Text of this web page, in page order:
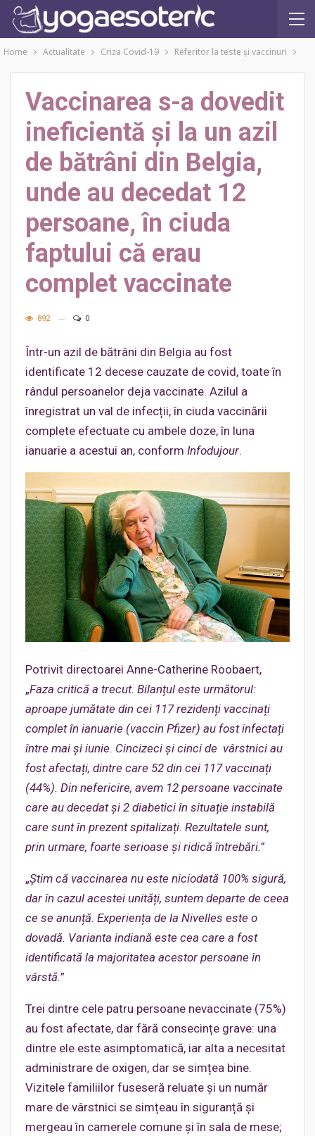
Home Actualitate Criza Covid-19 Referitor la teste şi vaccinuri
Vaccinarea s-a dovedit
ineficientă și la un azil
de bătrâni din Belgia,
unde au decedat 12
persoane, în ciuda
faptului că erau
complet vaccinate
892 0
Într-un azil de bătrâni din Belgia au fost
identificate 12 decese cauzate de covid, toate în
rândul persoanelor deja vaccinate. Azilul a
înregistrat un val de infecții, în ciuda vaccinării
complete efectuate cu ambele doze, în luna
ianuarie a acestui an, conform Infodujour.
Potrivit directoarei Anne-Catherine Roobaert,
„Faza critică a trecut. Bilanțul este următorul:
aproape jumătate din cei 117 rezidenți vaccinați
complet în ianuarie (vaccin Pfizer) au fost infectați
între mai și iunie. Cincizeci și cinci de vârstnici au
fost afectați, dintre care 52 din cei 117 vaccinați
(44%). Din nefericire, avem 12 persoane vaccinate
care au decedat și 2 diabetici în situație instabilă
care sunt în prezent spitalizați. Rezultatele sunt,
prin urmare, foarte serioase și ridică întrebări.”
„Știm că vaccinarea nu este niciodată 100% sigură,
dar în cazul acestei unități, suntem departe de ceea
ce se anunță. Experiența de la Nivelles este o
dovadă. Varianta indiană este cea care a fost
identificată la majoritatea acestor persoane în
vârstă.”
Trei dintre cele patru persoane nevaccinate (75%)
au fost afectate, dar fără consecințe grave: una
dintre ele este asimptomatică, iar alta a necesitat
administrare de oxigen, dar se simțea bine.
Vizitele familiilor fuseseră reluate și un număr
mare de vârstnici se simțeau în siguranță și
mergeau în camerele comune și în sala de mese;